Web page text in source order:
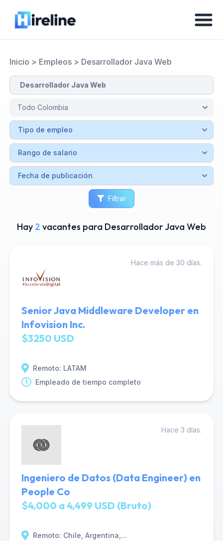
Inicio > Empleos> Desarrollador Java Web
Filtrar
Hay 2 vacantes para Desarrollador Java Web
Hace más de 30 días.
Senior Java Middleware Developer en
Infovision Inc.
$3250 USD
Remoto: LATAM
Empleado de tiempo completo
Hace 3 días.
Ingeniero de Datos (Data Engineer) en
People Co
$4,000 a 4,499 USD (Bruto)
Remoto: Chile, Argentina,...